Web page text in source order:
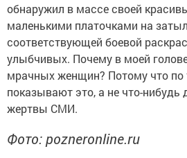
обнаружил в массе своей
маленькими платочками на
соответствующей боевой
улыбчивых. Почему в моей
мрачных женщин? Потому что по
показывают это, а не что-нибудь
жертвы СМИ.
Фото: pozneronline.ru